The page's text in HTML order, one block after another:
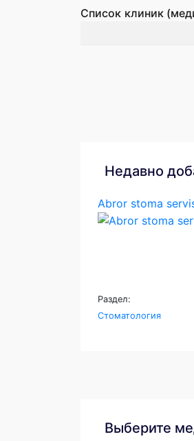
Список клиник
Недавно
Abror stoma
Раздел:
Стоматология
Выберите